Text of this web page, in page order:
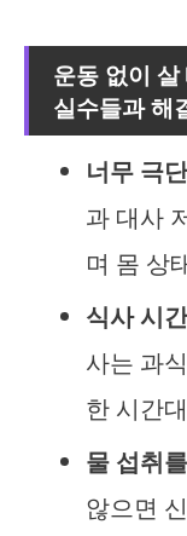
운동 없이
실수들과 해
너무 극
과 대사
며 몸 상
식사 시
사는 과
한 시간
물 섭취
않으면